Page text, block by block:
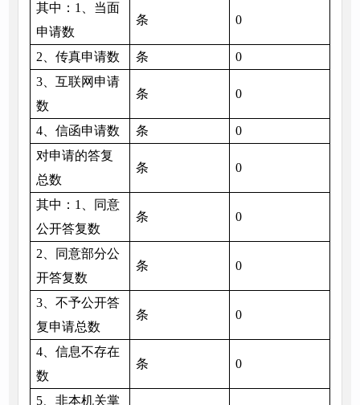
其中：1、当面
申请数
条 0
2、传真申请数 条
0
3、互联网申请
数
条 0
4、信函申请数 条
0
对申请的答复
总数
条 0
其中：1、同意
公开答复数
条 0
2、同意部分公
开答复数
条 0
3、不予公开答
复申请总数
条 0
4、信息不存在
数
条 0
5、非本机关掌